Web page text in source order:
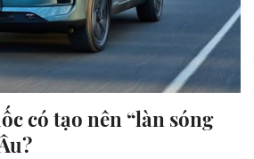
có tạo nên “làn sóng